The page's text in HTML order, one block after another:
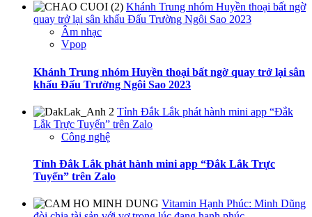
Khánh Trung nhóm Huyền thoại bất ngờ
quay trở lại sân khấu Đấu Trường Ngôi Sao 2023
Âm nhạc
Vpop
Khánh Trung nhóm Huyền thoại bất ngờ quay trở lại sân
khấu Đấu Trường Ngôi Sao 2023
Tỉnh Đắk Lắk phát hành mini app “Đắk
Lắk Trực Tuyến” trên Zalo
Công nghệ
Tỉnh Đắk Lắk phát hành mini app “Đắk Lắk Trực
Tuyến” trên Zalo
Vitamin Hạnh Phúc: Minh Dũng